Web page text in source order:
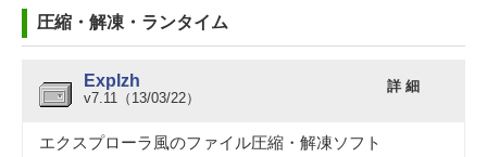
圧縮・解凍・ランタイム
Explzh
v7.11（13/03/22）
詳 細
エクスプローラ風のファイル圧縮・解凍ソフト